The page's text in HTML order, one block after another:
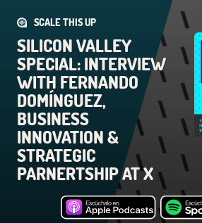
SCALE THIS UP
SILICON VALLEY
SPECIAL: INTERVIEW
WITH FERNANDO
DOMÍNGUEZ,
BUSINESS
INNOVATION &
STRATEGIC
PARNERTSHIP AT X